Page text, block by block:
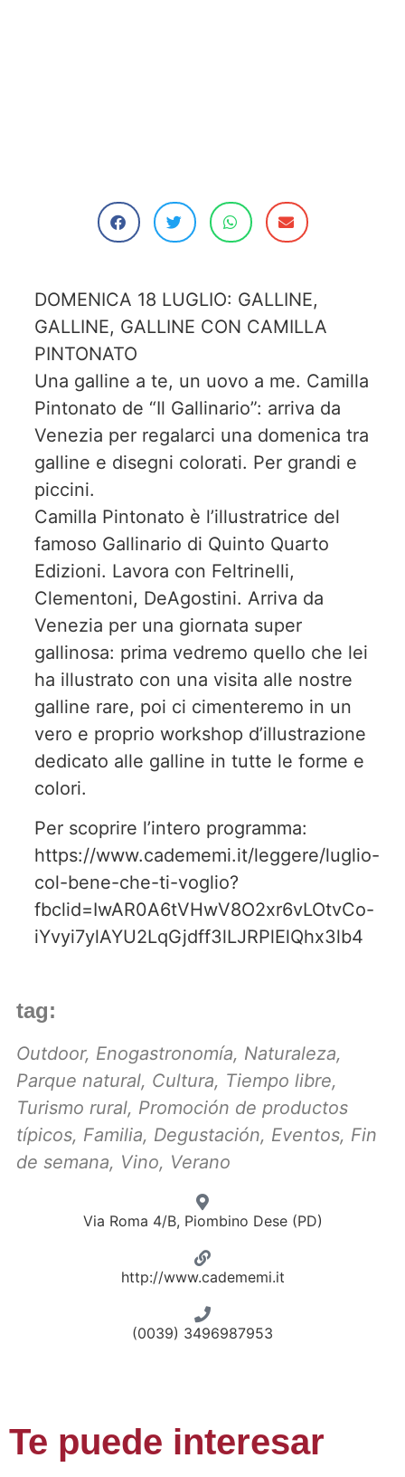
DOMENICA 18 LUGLIO: GALLINE,
GALLINE, GALLINE CON CAMILLA
PINTONATO
Una galline a te, un uovo a me. Camilla
Pintonato de “Il Gallinario”: arriva da
Venezia per regalarci una domenica tra
galline e disegni colorati. Per grandi e
piccini.
Camilla Pintonato è l’illustratrice del
famoso Gallinario di Quinto Quarto
Edizioni. Lavora con Feltrinelli,
Clementoni, DeAgostini. Arriva da
Venezia per una giornata super
gallinosa: prima vedremo quello che lei
ha illustrato con una visita alle nostre
galline rare, poi ci cimenteremo in un
vero e proprio workshop d’illustrazione
dedicato alle galline in tutte le forme e
colori.
Per scoprire l’intero programma:
https://www.cadememi.it/leggere/luglio-
col-bene-che-ti-voglio?
fbclid=IwAR0A6tVHwV8O2xr6vLOtvCo-
iYvyi7ylAYU2LqGjdff3lLJRPlElQhx3lb4
tag:
Outdoor, Enogastronomía, Naturaleza,
Parque natural, Cultura, Tiempo libre,
Turismo rural, Promoción de productos
típicos, Familia, Degustación, Eventos, Fin
de semana, Vino, Verano
Via Roma 4/B, Piombino Dese (PD)
http://www.cadememi.it
(0039) 3496987953
Te puede interesar